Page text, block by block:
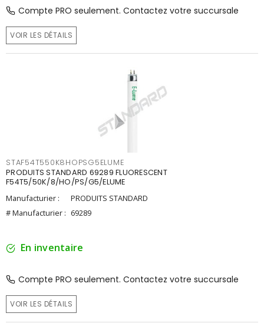
Compte PRO seulement. Contactez votre succursale
VOIR LES DÉTAILS
STAF54T550K8HOPSG5ELUME
PRODUITS STANDARD 69289 FLUORESCENT
F54T5/50K/8/HO/PS/G5/ELUME
Manufacturier :
PRODUITS STANDARD
# Manufacturier : 69289
En inventaire
Compte PRO seulement. Contactez votre succursale
VOIR LES DÉTAILS